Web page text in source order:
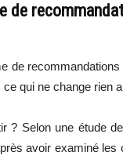
de
de
qui ne change rien
? Selon une étude
avoir examiné